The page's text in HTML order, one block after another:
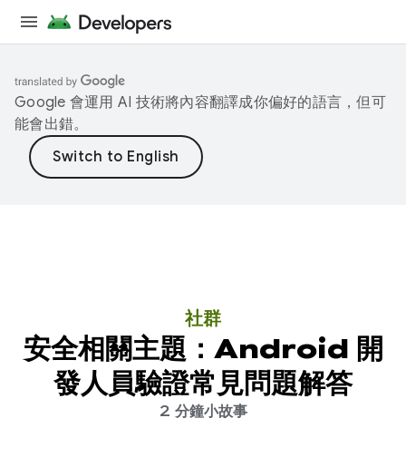
Google 會運用 AI 技術將內容翻譯成你偏好的語言，但可
能會出錯。
社群
安全相關主題：Android 開
發人員驗證常見問題解答
2 分鐘小故事